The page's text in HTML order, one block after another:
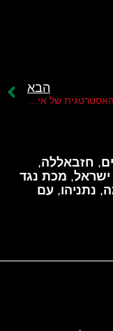
הבא
העמימות האסטרטגית של איראן
, חזבאללה,
ישראל, מכת נגד
, נתניהו, עם